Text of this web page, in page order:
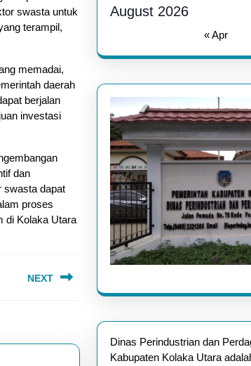
swasta untuk
terampil,
memadai,
daerah
berjalan
investasi
dan
swasta dapat
proses
di Kolaka Utara
NEXT
August 2026
« Apr
Dinas Perindustrian dan
Kabupaten Kolaka Utara